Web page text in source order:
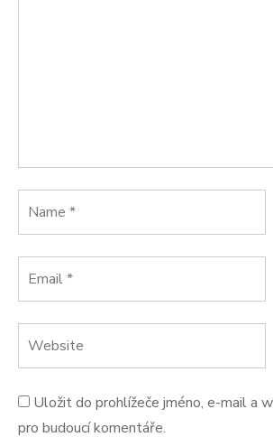
Uložit do prohlížeče jméno, e-mail a
pro budoucí komentáře.